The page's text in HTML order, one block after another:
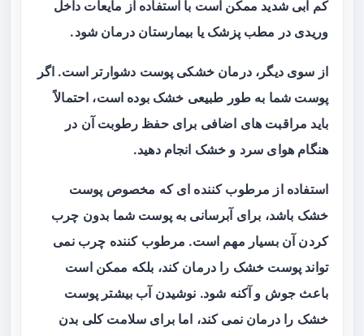
کم‌ آبی شدید ممکن است با استفاده از مایعات داخل
وریدی در مطب پزشک یا بیمارستان درمان شود.
از سوی دیگر، درمان خشکی پوست دشوارتر است. اگر
پوست شما به طور طبیعی خشک بوده است، احتمالاً
باید مراقبت‌ های اضافی برای حفظ رطوبت آن در
هنگام هوای سرد و خشک انجام دهید.
استفاده از مرطوب‌ کننده‌ ای که مخصوص پوست
خشک باشد، برای آبرسانی به پوست شما بدون چرب
کردن آن بسیار مهم است. مرطوب‌ کننده چرب نمی‌
تواند پوست خشک را درمان کند، بلکه ممکن است
باعث جوش و آکنه شود. نوشیدن آب بیشتر پوست
خشک را درمان نمی‌ کند، اما برای سلامت کلی بدن